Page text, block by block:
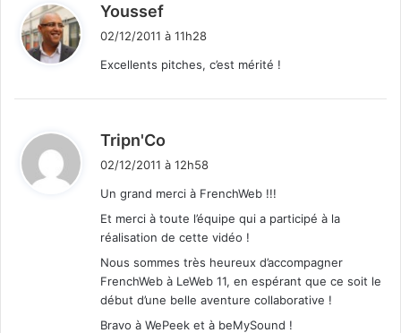
Youssef
02/12/2011 à 11h28
Excellents pitches, c’est mérité !
Tripn'Co
i
:
02/12/2011 à 12h58
Un grand merci à FrenchWeb !!!
Et merci à toute l’équipe qui a participé à la
réalisation de cette vidéo !
Nous sommes très heureux d’accompagner
FrenchWeb à LeWeb 11, en espérant que ce soit le
début d’une belle aventure collaborative !
Bravo à WePeek et à beMySound !